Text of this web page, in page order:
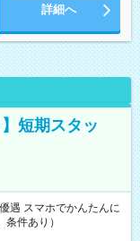
詳細へ
短期スタッ
スマホでかんたんに
件あり）